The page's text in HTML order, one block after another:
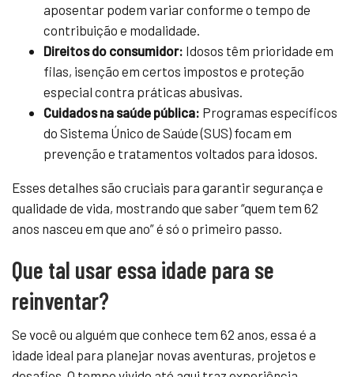
aposentar podem variar conforme o tempo de
contribuição e modalidade.
Direitos do consumidor: Idosos têm prioridade em
filas, isenção em certos impostos e proteção
especial contra práticas abusivas.
Cuidados na saúde pública: Programas específicos
do Sistema Único de Saúde (SUS) focam em
prevenção e tratamentos voltados para idosos.
Esses detalhes são cruciais para garantir segurança e
qualidade de vida, mostrando que saber “quem tem 62
anos nasceu em que ano” é só o primeiro passo.
Que tal usar essa idade para se
reinventar?
Se você ou alguém que conhece tem 62 anos, essa é a
idade ideal para planejar novas aventuras, projetos e